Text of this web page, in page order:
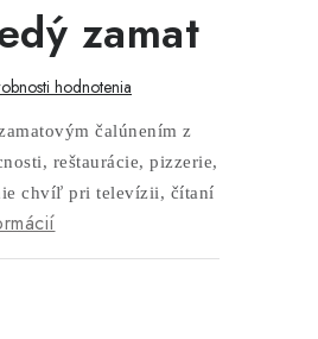
zamat
hodnotenia
čalúnením z
reštaurácie, pizzerie,
chvíľ pri televízii, čítaní